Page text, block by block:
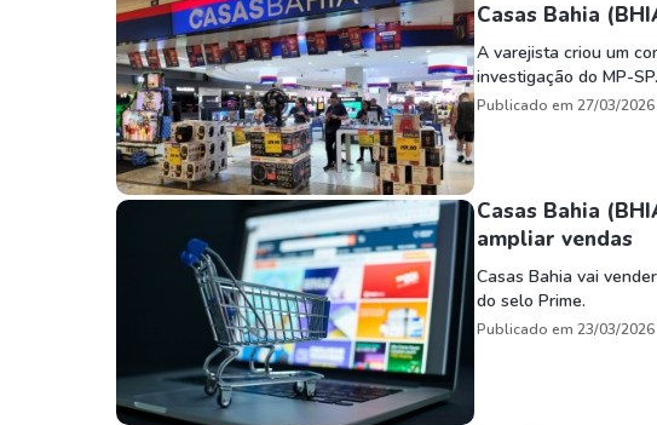
Casas Bahia
A varejista criou um
investigação do MP-SP.
Publicado em 27/03/2026
Casas Bahia
ampliar vendas
Casas Bahia vai
do selo Prime.
Publicado em 23/03/2026